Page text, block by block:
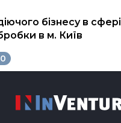
бізнесу в сфері
в м. Київ